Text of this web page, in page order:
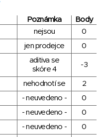
Poznámka
Body
nejsou
0
jen prodejce 0
aditiva se
skóre 4
-3
nehodnotí se
2
- neuvedeno -
0
- neuvedeno -
0
- neuvedeno -
0